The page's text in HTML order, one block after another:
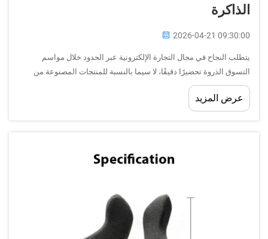
الذاكرة
2026-04-21 09:30:00
يتطلب النجاح في مجال التجارة الإلكترونية عبر الحدود خلال مواسم
التسوق الذروة تحضيرًا دقيقًا، لا سيما بالنسبة للمنتجات المصنوعة من
رغوة الذاكرة التي تتطلب اعتبارات شحن محددة وحجز سعات مقدَّمًا.
وتتطلب إدارة فعّالة لسلسلة التوريد عبر الحدود للمنتجات المصنوعة من
عرض المزيد